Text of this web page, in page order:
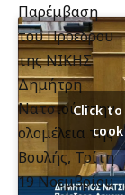
Παρέμβαση
του Προέδρου
της ΝΙΚΗΣ
Δημήτρη
Νατσιού στην
ολομέλεια της
Βουλής, Τρίτη
19 Νοεμβρίου
Click